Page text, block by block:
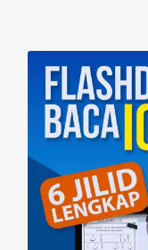
s
h
a
r
e
o
n
T
w
t
e
r
(
O
s
h
a
r
e
o
n
F
a
e
b
o
o
k
(
O